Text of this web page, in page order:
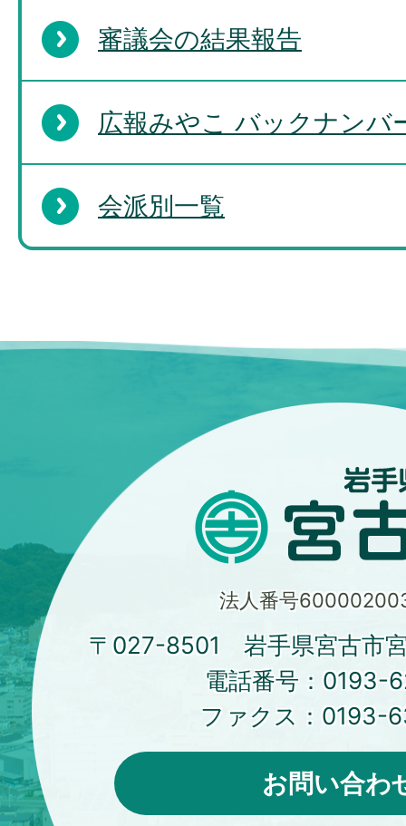
審議会の結果報告
広報みやこ バックナンバ
会派別一覧
法人番号
〒027-8501 岩手県宮古市
電話番号： 0193-
ファクス： 0193-
お問い合わ